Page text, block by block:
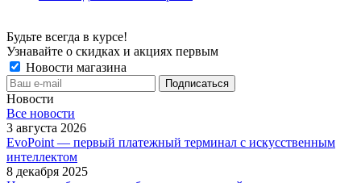
Будьте всегда в курсе!
Узнавайте о скидках и акциях первым
Новости магазина
Новости
Все новости
3 августа 2026
EvoPoint — первый платежный терминал с искусственным
интеллектом
8 декабря 2025